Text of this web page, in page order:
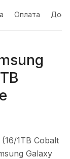
Оплата
1TB Cobalt
Galaxy